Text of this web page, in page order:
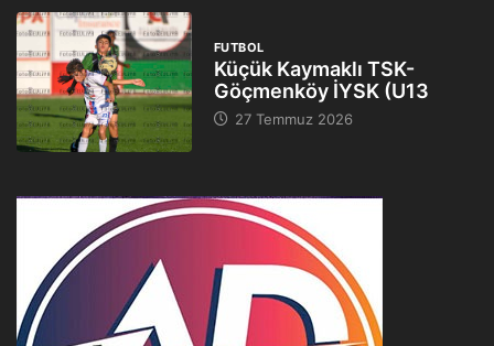
FUTBOL
Küçük Kaymaklı TSK-
Göçmenköy İYSK (U13
27 Temmuz 2026